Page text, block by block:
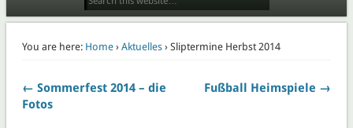
You are here: Home› Aktuelles› Sliptermine Herbst 2014
← Sommerfest 2014 – die
Fotos
Fußball Heimspiele →